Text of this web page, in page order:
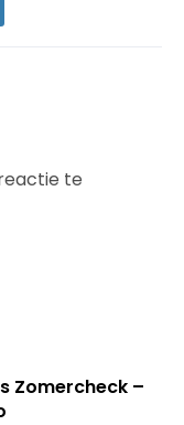
te
Zomercheck –